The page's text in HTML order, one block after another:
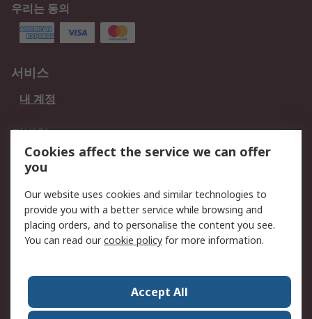
우리는 동의
서비스
내 계정
적법한
개인 정보 보호 정책
데이터 보호
웹사이트 사용 약관
회사 소개
RS 계좌 정보
그룹사 RS Group에 대해
한국외 지역
회사 소개
Cookies affect the service we can offer
you
Our website uses cookies and similar technologies to
provide you with a better service while browsing and
placing orders, and to personalise the content you see.
You can read ourcookie policy for more information.
Accept All